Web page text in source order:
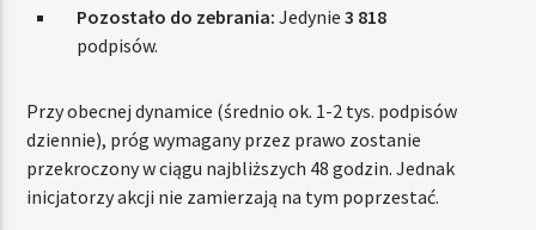
Pozostało do zebrania: Jedynie3 818
podpisów.
Przy obecnej dynamice (średnio ok. 1-2 tys. podpisów
dziennie), próg wymagany przez prawo zostanie
przekroczony w ciągu najbliższych 48 godzin. Jednak
inicjatorzy akcji nie zamierzają na tym poprzestać.